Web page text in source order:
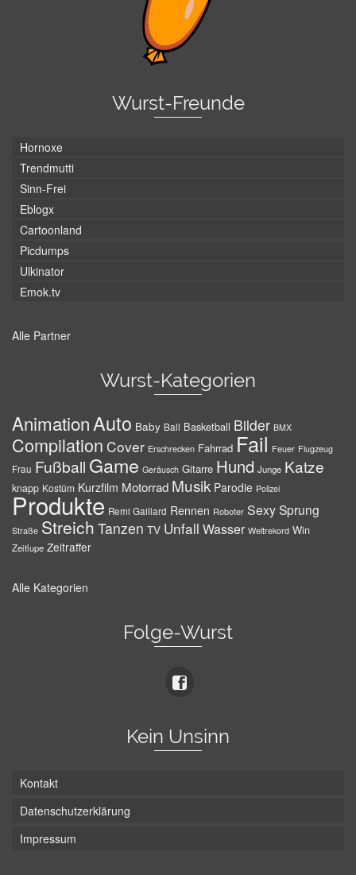
Wurst-Freunde
Hornoxe
Trendmutti
Sinn-Frei
Eblogx
Cartoonland
Picdumps
Ulkinator
Emok.tv
Alle Partner
Wurst-Kategorien
AnimationAuto Baby Ball Basketball Bilder BMX
Compilation Cover Erschrecken Fahrrad Fail Feuer Flugzeug
Frau Fußball Game Geräusch Gitarre Hund Junge Katze
knapp Kostüm Kurzfilm Motorrad Musik Parodie Polizei
Produkte Remi Gaillard Rennen Roboter SexySprung
Straße Streich Tanzen TV Unfall Wasser Weltrekord Win
Zeitlupe Zeitraffer
Alle Kategorien
Folge-Wurst
Kein Unsinn
Kontakt
Datenschutzerklärung
Impressum